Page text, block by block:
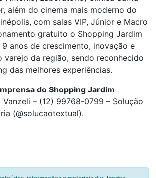
além do cinema mais moderno do
com salas VIP, Júnior e Macro
gratuito o Shopping Jardim
9 anos de crescimento, inovação e
varejo da região, sendo reconhecido
das melhores experiências.
do Shopping Jardim
Vanzeli – (12) 99768-0799 – Solução
(@solucaotextual).